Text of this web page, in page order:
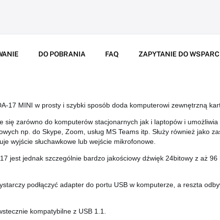
DO POBRANIA FAQ ZAPYTANIE DO
17 MINI w prosty i szybki sposób doda komputerowi zewnętrzną
się zarówno do komputerów stacjonarnych jak i laptopów i umożliwia
np. do Skype, Zoom, usług MS Teams itp. Służy również jako
wyjście słuchawkowe lub wejście mikrofonowe.
jest jednak szczególnie bardzo jakościowy dźwięk 24bitowy z aż
podłączyć adapter do portu USB w komputerze, a reszta
kompatybilne z USB 1.1.